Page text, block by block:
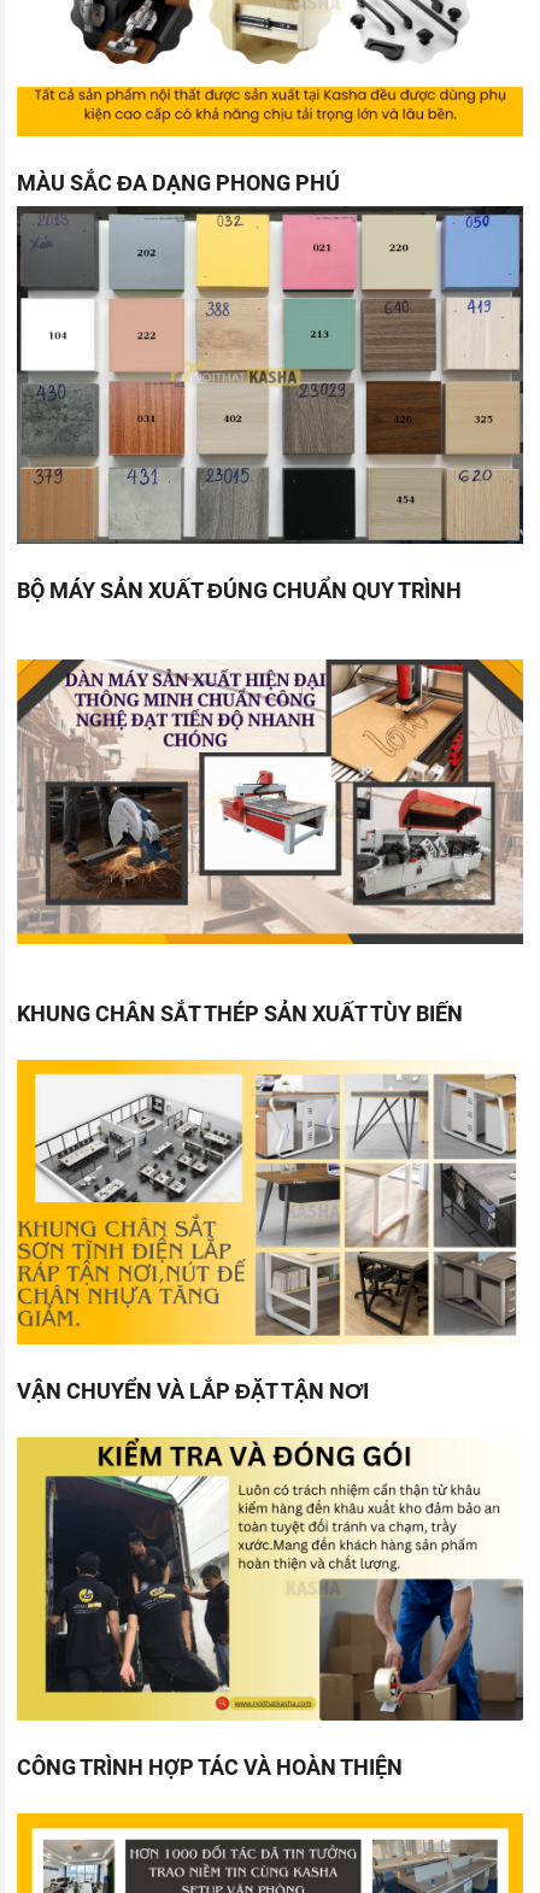
MÀU SẮC ĐA DẠNG PHONG PHÚ
BỘ MÁY SẢN XUẤT ĐÚNG CHUẨN QUY TRÌNH
KHUNG CHÂN SẮT THÉP SẢN XUẤT TÙY BIẾN
VẬN CHUYỂN VÀ LẮP ĐẶT TẬN NƠI
CÔNG TRÌNH HỢP TÁC VÀ HOÀN THIỆN